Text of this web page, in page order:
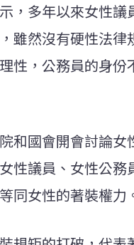
，多年以來女性
雖然沒有硬性法
性，公務員的身
和國會開會討論
性議員、女性公
同女性的著裝權力